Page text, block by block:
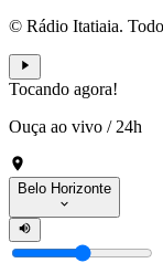
© Rádio Itatiaia.
Tocando agora!
Ouça ao vivo / 24h
Belo Horizonte